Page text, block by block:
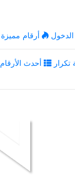
أرقام مميزة
أحدث الأرقام